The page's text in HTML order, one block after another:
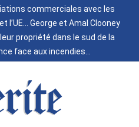
commerciales avec les
l’UE
George et Amal Clooney
propriété dans le sud de la
face aux incendies